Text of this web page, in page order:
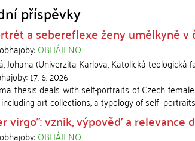
příspěvky
a sebereflexe ženy umělkyně v
OBHÁJENO
Johana(Univerzita Karlova, Katolická teologická
17. 6. 2026
thesis deals with self-portraits of Czech
art collections, a typology of self-
virgo": vznik, výpověď a
OBHÁJENO